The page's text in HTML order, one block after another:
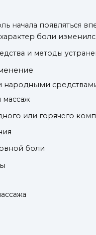
начала появляться
боли
и методы
народными
массаж
или горячего
боли